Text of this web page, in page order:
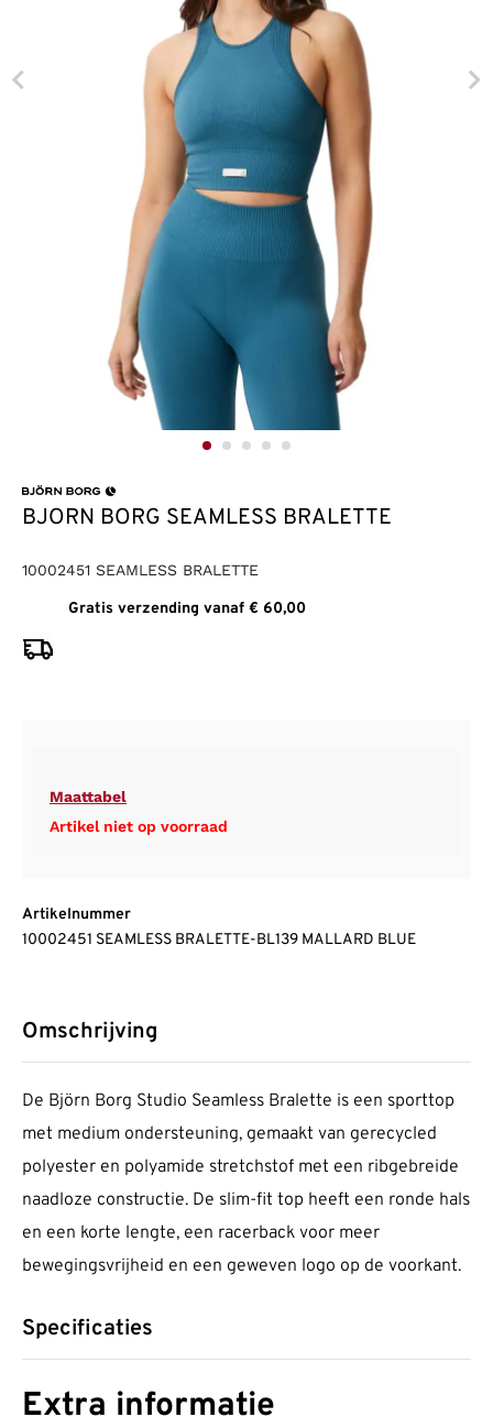
BJORN BORG SEAMLESS BRALETTE
10002451 SEAMLESS BRALETTE
Gratis verzending vanaf € 60,00
Maattabel
Artikel niet op voorraad
Artikelnummer
10002451 SEAMLESS BRALETTE-BL139 MALLARD BLUE
Omschrijving
De Björn Borg Studio Seamless Bralette is een sporttop
met medium ondersteuning, gemaakt van gerecycled
polyester en polyamide stretchstof met een ribgebreide
naadloze constructie. De slim-fit top heeft een ronde hals
en een korte lengte, een racerback voor meer
bewegingsvrijheid en een geweven logo op de voorkant.
Specificaties
Extra informatie